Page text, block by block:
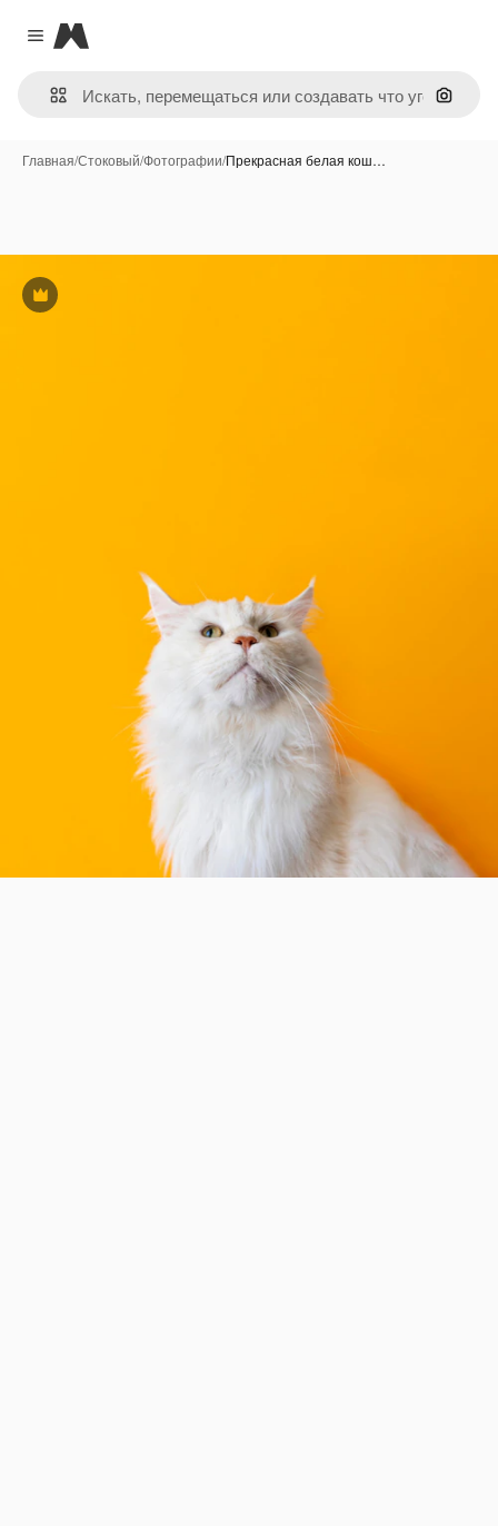
Close menu
Magnific
Поиск
Главная/Стоковый/Фотографии/Прекрасная белая кош…
Премиум